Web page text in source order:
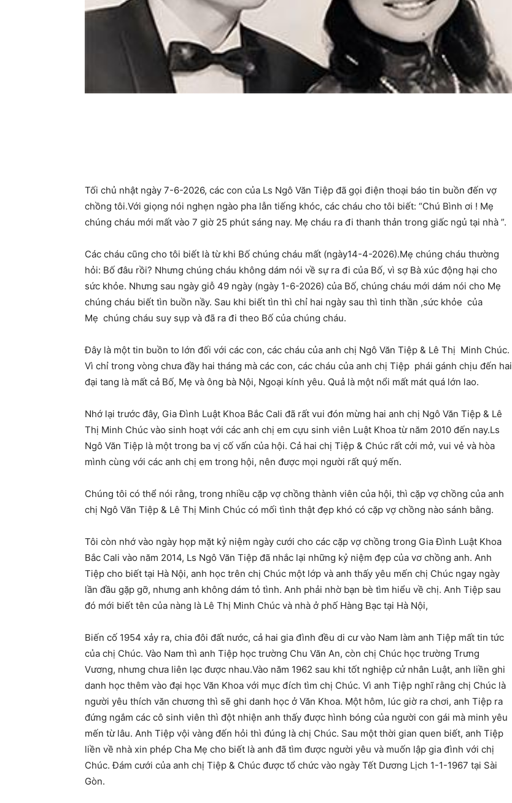
Tối chủ nhật ngày 7-6-2026, các con của Ls Ngô Văn Tiệp đã gọi điện thoại báo tin buồn đến vợ
chồng tôi.Với giọng nói nghẹn ngào pha lẫn tiếng khóc, các cháu cho tôi biết: “Chú Bình ơi ! Mẹ
chúng cháu mới mất vào 7 giờ 25 phút sáng nay. Mẹ cháu ra đi thanh thản trong giấc ngủ tại nhà ”.
Các cháu cũng cho tôi biết là từ khi Bố chúng cháu mất (ngày14-4-2026).Mẹ chúng cháu thường
hỏi: Bố đâu rồi? Nhưng chúng cháu không dám nói về sự ra đi của Bố, vì sợ Bà xúc động hại cho
sức khỏe. Nhưng sau ngày giỗ 49 ngày (ngày 1-6-2026) của Bố, chúng cháu mới dám nói cho Mẹ
chúng cháu biết tìn buồn nầy. Sau khi biết tìn thì chỉ hai ngày sau thì tinh thần ,sức khỏe của
Mẹ chúng cháu suy sụp và đã ra đi theo Bố của chúng cháu.
Đây là một tin buồn to lớn đối với các con, các cháu của anh chị Ngô Văn Tiệp & Lê Thị Minh Chúc.
Vì chỉ trong vòng chưa đầy hai tháng mà các con, các cháu của anh chị Tiệp phái gánh chịu đến hai
đại tang là mất cả Bố, Mẹ và ông bà Nội, Ngoại kính yêu. Quả là một nổi mất mát quá lớn lao.
Nhớ lại trước đây, Gia Đình Luật Khoa Bắc Cali đã rất vui đón mừng hai anh chị Ngô Văn Tiệp & Lê
Thị Minh Chúc vào sinh hoạt với các anh chị em cựu sinh viên Luật Khoa từ năm 2010 đến nay.Ls
Ngô Văn Tiệp là một trong ba vị cố vấn của hội. Cả hai chị Tiệp & Chúc rất cởi mở, vui vẻ và hòa
mình cùng với các anh chị em trong hội, nên được mọi người rất quý mến.
Chúng tôi có thể nói rằng, trong nhiều cặp vợ chồng thành viên của hội, thì cặp vợ chồng của anh
chị Ngô Văn Tiệp & Lê Thị Minh Chúc có mối tình thật đẹp khó có cặp vợ chồng nào sánh bằng.
Tôi còn nhớ vào ngày họp mặt kỷ niệm ngày cưới cho các cặp vợ chồng trong Gia Đình Luật Khoa
Bắc Cali vào năm 2014, Ls Ngô Văn Tiệp đã nhắc lại những kỷ niệm đẹp của vơ chồng anh. Anh
Tiệp cho biết tại Hà Nội, anh học trên chị Chúc một lớp và anh thấy yêu mến chị Chúc ngay ngày
lần đầu gặp gỡ, nhưng anh không dám tỏ tình. Anh phải nhờ bạn bè tìm hiểu về chị. Anh Tiệp sau
đó mới biết tên của nàng là Lê Thị Minh Chúc và nhà ở phố Hàng Bạc tại Hà Nội,
Biến cố 1954 xảy ra, chia đôi đất nước, cả hai gia đình đều di cư vào Nam làm anh Tiệp mất tin tức
của chị Chúc. Vào Nam thì anh Tiệp học trường Chu Văn An, còn chị Chúc học trường Trưng
Vương, nhưng chưa liên lạc được nhau.Vào năm 1962 sau khi tốt nghiệp cử nhân Luật, anh liền ghi
danh học thêm vào đại học Văn Khoa với mục đích tìm chị Chúc. Vì anh Tiệp nghĩ rằng chị Chúc là
người yêu thích văn chương thì sẽ ghi danh học ở Văn Khoa. Một hôm, lúc giờ ra chơi, anh Tiệp ra
đứng ngắm các cô sinh viên thì đột nhiện anh thấy được hình bóng của người con gái mà minh yêu
mến từ lâu. Anh Tiệp vội vàng đến hỏi thì đúng là chị Chúc. Sau một thời gian quen biết, anh Tiệp
liền về nhà xin phép Cha Mẹ cho biết là anh đã tìm được người yêu và muốn lập gia đình với chị
Chúc. Đám cưới của anh chị Tiệp & Chúc được tổ chức vào ngày Tết Dương Lịch 1-1-1967 tại Sài
Gòn.